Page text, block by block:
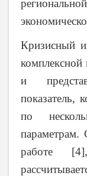
Кризисный
комплексной
и
показатель,
по
параметрам.
работе